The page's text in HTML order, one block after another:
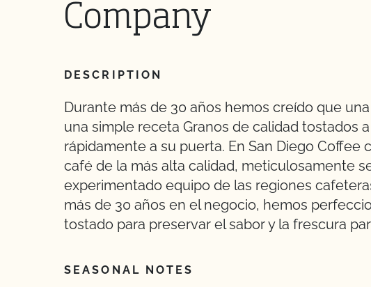
Company
DESCRIPTION
Durante más de 30 años hemos creído que
una simple receta Granos de calidad tostados
rápidamente a su puerta. En San Diego
café de la más alta calidad, meticulosamente
experimentado equipo de las regiones
más de 30 años en el negocio, hemos
tostado para preservar el sabor y la frescura
SEASONAL NOTES